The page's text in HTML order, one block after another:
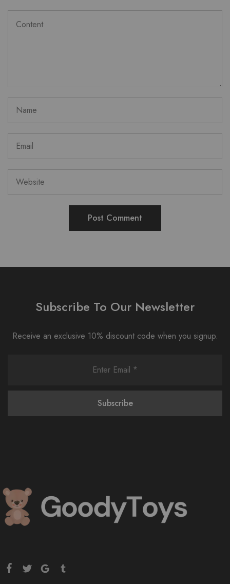
Subscribe To Our Newsletter
Receive an exclusive 10% discount code when you signup.